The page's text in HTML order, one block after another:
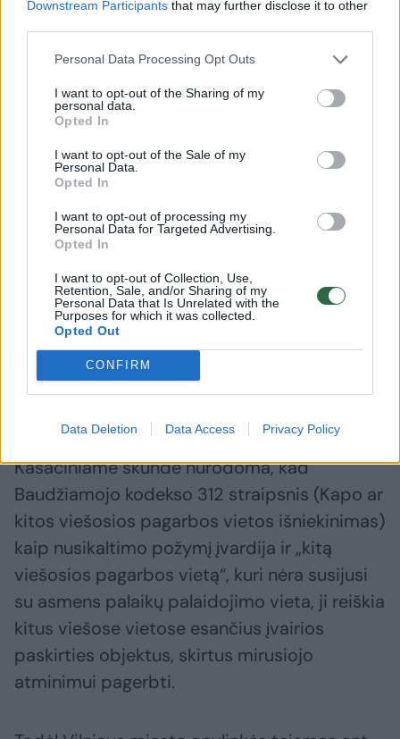
Downstream Participants that may further disclose it to other
Personal Data Processing Opt Outs
I want to opt-out of the Sharing of my
personal data.
Opted In
I want to opt-out of the Sale of my
Personal Data.
Opted In
I want to opt-out of processing my
Personal Data for Targeted Advertising.
Opted In
I want to opt-out of Collection, Use,
Retention, Sale, and/or Sharing of my
Personal Data that Is Unrelated with the
Purposes for which it was collected.
Opted Out
CONFIRM
Data Deletion Data Access Privacy Policy
Apeliacinės instancijos teismas pakeitė ir S.
Tomui skirtą bausmę – pripažintam kaltu dėl
mėnesių laisvės apribojimo bausmę,
įpareigojant jį per 6 mėnesius atlyginti turtinę
žalą Vilniaus miesto savivaldybei.
Prokuroro nuomone, apeliacinės instancijos
teismas netinkamai pritaikė baudžiamąjį
įstatymą, nes be pagrindo Baudžiamojo
kodekso 312 str. numatyto nusikaltimo
požymio „kita viešosios pagarbos vieta“
turinį sutapatino su kenotafo, kapo,
antkapinio paminklo ir kapinių, kuriose
Kasaciniame skunde nurodoma, kad
Baudžiamojo kodekso 312 straipsnis (Kapo ar
kitos viešosios pagarbos vietos išniekinimas)
kaip nusikaltimo požymį įvardija ir „kitą
viešosios pagarbos vietą“, kuri nėra susijusi
su asmens palaikų palaidojimo vieta, ji reiškia
kitus viešose vietose esančius įvairios
paskirties objektus, skirtus mirusiojo
atminimui pagerbti.